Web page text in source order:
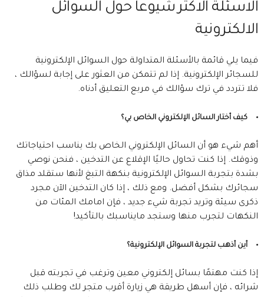
الاسئلة الاكثر شيوعا حول السوائل
الالكترونية
فيما يلي قائمة بالأسئلة المتداولة حول السوائل الإلكترونية
للسجائر الإلكترونية. إذا لم تتمكن من العثور على إجابة لسؤالك ،
فلا تتردد في ترك سؤالك في مربع التعليق أدناه.
كيف أختار السائل الإلكتروني الخاص بي؟
أهم شيء هو أن السائل الإلكتروني الخاص بك يناسب احتياجاتك
وذوقك. إذا كنت تحاول حاليًا الإقلاع عن التدخين ، فنحن نوصي
بشدة بتجربة السوائل الإلكترونية بنكهة التبغ لأنها ستقلد مذاق
سجائرك بشكل أفضل. ومع ذلك ، إذا كان التدخين الآن مجرد
ذكرى سيئة وتريد تجربة شيء جديد ، فإن امامك المئات من
النكهات لتجرب منها وستجد مايناسبك بالتأكيد!
أين أذهب لتجربة السوائل الإلكترونية؟
إذا كنت مهتمًا بسائل إلكتروني معين وترغب في تجربته قبل
شرائه ، فإن أسهل طريقة هي زيارة أقرب متجر لك وطلب ذلك